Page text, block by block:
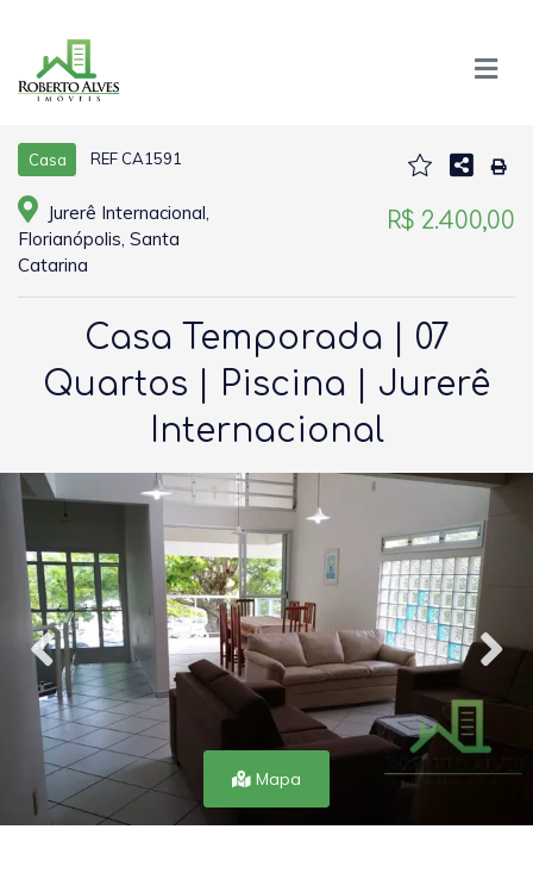
Casa REF CA1591
Jurerê Internacional,
Florianópolis, Santa
Catarina
R$ 2.400,00
Casa Temporada | 07
Quartos | Piscina | Jurerê
Internacional
Mapa